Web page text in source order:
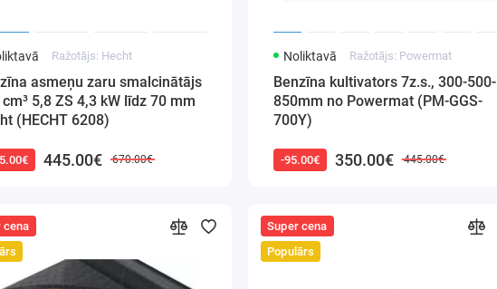
Materiāls: PVC
Ražotājs: Hecht
asmeņu zaru smalcinātājs
5,8 ZS 4,3 kW līdz 70 mm
(HECHT 6208)
445.00€ 670.00€
Noliktavā Ražotājs: Powermat
Benzīna kultivators 7z.s., 300-500-
850mm no Powermat (PM-GGS-
700Y)
-95.00€ 350.00€ 445.00€
cena
Super cena
Populārs